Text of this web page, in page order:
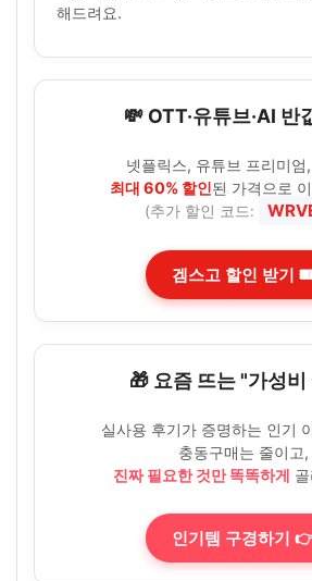
해드려요.
💸 OTT·유튜브·AI 반
넷플릭스, 유튜브 프리미엄
최대 60% 할인된 가격으로
(추가 할인 코드:
겜스고 할인 받기
🎁 요즘 뜨는 "가성비
실사용 후기가 증명하는 인기
충동구매는 줄이고,
진짜 필요한 것만 똑똑하게
인기템 구경하기